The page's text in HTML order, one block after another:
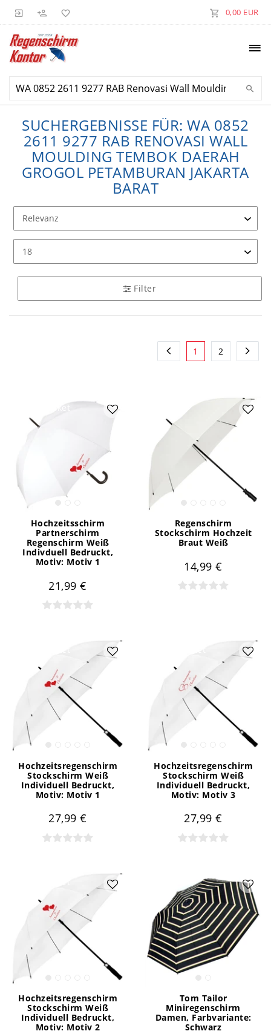
0,00 EUR
SUCHERGEBNISSE FÜR: WA 0852
2611 9277 RAB RENOVASI WALL
MOULDING TEMBOK DAERAH
GROGOL PETAMBURAN JAKARTA
BARAT
Filter
1 2
Hochzeitsschirm
Partnerschirm
Regenschirm Weiß
Indivduell Bedruckt,
Motiv: Motiv 1
21,99 €
Regenschirm
Stockschirm Hochzeit
Braut Weiß
14,99 €
Hochzeitsregenschirm
Stockschirm Weiß
Individuell Bedruckt,
Motiv: Motiv 1
27,99 €
Hochzeitsregenschirm
Stockschirm Weiß
Individuell Bedruckt,
Motiv: Motiv 3
27,99 €
Hochzeitsregenschirm
Stockschirm Weiß
Individuell Bedruckt,
Motiv: Motiv 2
Tom Tailor
Miniregenschirm
Damen, Farbvariante:
Schwarz